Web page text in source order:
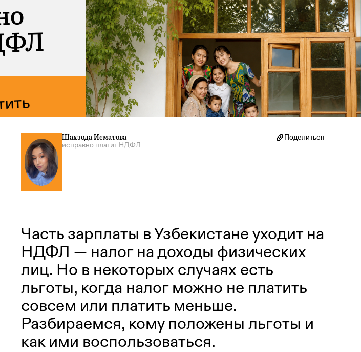
Шахзода Исматова
исправно платит НДФЛ
Поделиться
Часть зарплаты в Узбекистане уходит на
НДФЛ — налог на доходы физических
лиц. Но в некоторых случаях есть
льготы, когда налог можно не платить
совсем или платить меньше.
Разбираемся, кому положены льготы и
как ими воспользоваться.